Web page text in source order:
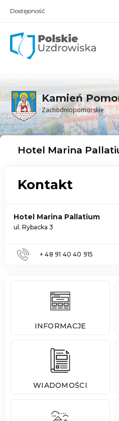
Dostępność
Kamień
Zachodniopomorskie
Hotel Marina
Kontakt
Hotel Marina Pallatium
ul. Rybacka 3
+ 48 91 40 40 915
INFORMACJE
WIADOMOŚCI